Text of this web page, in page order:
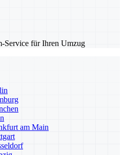
Service für Ihren Umzug
am Main